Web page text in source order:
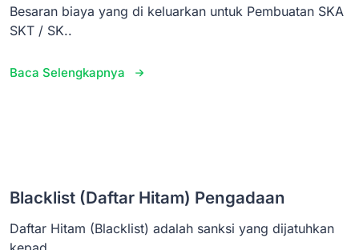
Besaran biaya yang di keluarkan untuk Pembuatan SKA
SKT / SK..
Baca Selengkapnya
Blacklist (Daftar Hitam) Pengadaan
Daftar Hitam (Blacklist) adalah sanksi yang dijatuhkan